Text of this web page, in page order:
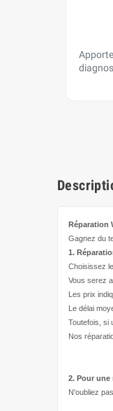
Réparation
Gagnez du
1.
Choisissez
Vous serez
Les prix
Le délai
Toutefois, si
Nos
2. Pour une
N'oubliez